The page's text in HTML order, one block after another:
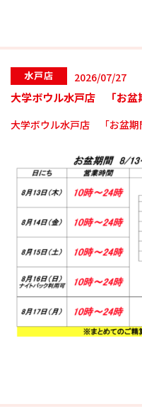
水戸店 2026/07/27
大学ボウル水戸店 「お盆
大学ボウル水戸店 「お盆期